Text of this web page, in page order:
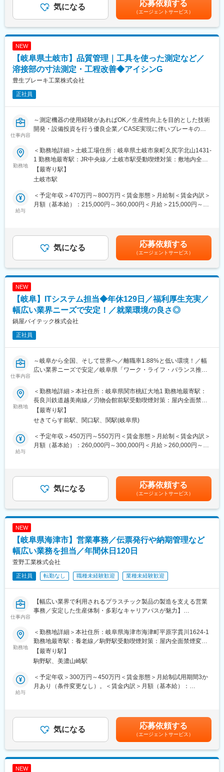
ヤメーカーを目指します。
自動化・無人化が進みさらなる普及が見込まれる産業用ロボッ
変更の範囲：会社の定める業務
（1）物流倉庫内のレイアウト改善
（2）出荷効率UPのための作業方法改善
■入社後は：
入社後はまず現場で出荷等の業務に従事いただき、知識や仕組み
を覚えていただきます。適性を見ながら順次改善業務を担当しま
品のメーカーです。扱う商品は8万点越えの知る人ぞ知る歴史的企
業です。
持を得ており、創業以来培った技術と新技術で、様々な商品を生
み出し続けています。
・スピーディーな納品が求められる商品や、最先端の製品に搭載
される技術力が必要な商品まで、幅広いニーズへの対応力が強み
です。
・「機械があるところに鍋屋バイテックの部品あり」と言っても
過言ではないほど、様々な業界のお客様へマーケティングを武器
・スーツや作業着等ではなくポロシャツやトレーナーなど社員が
リラックスした服装で働くことができるよう工夫がされていま
・モダンで美しいオフィス（日経ニューオフィス推進賞など受
変更の範囲：会社の定める業務
万円賃金はあくまでも目安の金額であり、選考を通じて上下する
可能性があります。月給(月額)は固定手当を含めた表記です。
気になる 応募依頼する
（エージェントサービス）
NEW
【岐阜県土岐市】品質管理｜工具を使った測定など／
溶接部の寸法測定・工程改善◆アイシンG
豊生ブレーキ工業株式会社
正社員
仕事内容
～測定機器の使用経験があればOK／生産性向上を目的とした技術
開発・設備投資を行う優良企業／CASE実現に伴いブレーキの電
■概要：
今回のポジションの業務は、担当の製品を深く知り、品質の番人
となる仕事です。そのため、製品知識や品質管理の手法を習得す
ることができ、様々な部署や人と関わりながら業務を進めていく
ことでご自身の成長を実感できます。全社的には、プレス、切
削、組立などのラインもあり、更に幅広い生産工程や工法に関わ
るキャリアを形成することも可能です。
自動車足廻り部品のアクスルハウジングを主に生産する、土岐工
場での品質管理業務を担当します。
当部品は、溶接と塗装の加工工程を持ち、品質管理として部品を
す。
■魅力ポイント：
大手自動車部品メーカー、中小・中堅メーカーと比較して、同社
また、大手カーメーカーを中心にブレーキを一手に引き受けてい
る当社は安価で大量、それでいて品質の良いブレーキの生産を求
今後、大型の生産準備の計画があり、新設ライン、既設ラインの
大幅カイゼン、工場内のレイアウト変更など、様々な経験を積め
るため、技術力を高めるチャンスがあります。
■採用背景：
電動化対応ブレーキを含む新製品の要望が増え、納品量が増加し
たため、生産ラインを増やし増産に対応します。組織強化のため
勤務地
＜勤務地詳細＞土岐工場住所：岐阜県土岐市泉町久尻字北山1431-
1 勤務地最寄駅：JR中央線／土岐市駅受動喫煙対策：敷地内全面
禁煙変更の範囲：会社の定める事業所
【最寄り駅】
土岐市駅
給与
＜予定年収＞470万円～800万円＜賃金形態＞月給制＜賃金内訳＞
月額（基本給）：215,000円～360,000円＜月給＞215,000円～
（30歳 一般・残業30H・家族手当無）830万円（35歳 係長・残業
30H・家族手当有）975万円（45歳 課長）賃金はあくまでも目安
の金額であり、選考を通じて上下する可能性があります。月給(月
額)は固定手当を含めた表記です。
気になる 応募依頼する
（エージェントサービス）
NEW
【岐阜】ITシステム担当◆年休129日／福利厚生充実／
幅広い業界ニーズで安定！／就業環境の良さ◎
鍋屋バイテック株式会社
正社員
仕事内容
～岐阜から全国、そして世界へ／離職率1.88%と低い環境！／幅
広い業界ニーズで安定／岐阜県「ワーク・ライフ・バランス推進
■業務内容
世界中のモノづくりを支え、機械部品を製造・販売する当社のコ
ーポレートIT推進部に在籍していただき、以下業務をお任せしま
す。
＜ 入社後のすぐお任せする業務 ＞
・サーバー、ネットワークなど情報システム全般の運用・管理
・社員の使用するクライアント端末の管理
＜ 将来的にお任せしたい業務 ＞
・業務のシステム化の要件定義
・WEBサイトの基盤管理
を行える！
・新しい技術を社内に導入して業務の革新を行える！
■長期就業が叶う働き方
・個人の時間を大切にしてほしいという会社としての想いがあ
・連休と有休を繋げて長期バカンスに行く社員も多数。
・「毎日18時には家にいます！」という社員もいるくらいのWLB
・2019年経済産業省「新・ダイバーシティ経営企業100選」、岐
阜県「ワーク・ライフ・バランス推進エクセレント企業」など多
数受賞で離職率は1.88%！
■当社について
当社は、岐阜県関市で450年以上の歴史があり、「伝統技術」と
「先端技術」を持ち合わせた業界トップメーカーです。代表され
変更の範囲：会社の定める業務
勤務地
＜勤務地詳細＞本社住所：岐阜県関市桃紅大地1 勤務地最寄駅：
長良川鉄道越美南線／刃物会館前駅受動喫煙対策：屋内全面禁煙
変更の範囲：会社の定める事業所
【最寄り駅】
せきてらす前駅、関口駅、関駅(岐阜県)
給与
＜予定年収＞450万円～550万円＜賃金形態＞月給制＜賃金内訳＞
月額（基本給）：260,000円～300,000円＜月給＞260,000円～
5年 / 年収490万円 30代 / 大卒 / 勤続15年 / 主任 / 年収640万円課長
/ 年収750万円～850万円賃金はあくまでも目安の金額であり、選
考を通じて上下する可能性があります。月給(月額)は固定手当を含
めた表記です。
気になる 応募依頼する
（エージェントサービス）
NEW
【岐阜県海津市】営業事務／伝票発行や納期管理など
幅広い業務を担当／年間休日120日
萱野工業株式会社
正社員 転勤なし 職種未経験歓迎 業種未経験歓迎
仕事内容
【幅広い業界で利用されるプラスチック製品の製造を支える営業
事務／安定した生産体制・多彩なキャリアパスが魅力】
■業務概要
当社は機械加工とFRP成形の2つのコア技術を活かし、プラスチッ
ク樹脂製品を多様な顧客へ提供しています。営業事務として、受
発注管理や納期調整など営業担当者のサポート業務を中心に担当
していただきます。生産現場や営業部門と連携しながら、円滑な
製品提供を支えていただくポジションです。
■業務詳細
・電話・メール対応による顧客や取引先とのコミュニケーション
・見積書や各種資料の作成、営業担当者の業務アシスト
・完成品の発送業務や出荷手配
勤務地
＜勤務地詳細＞本社住所：岐阜県海津市海津町平原字貫川1624-1
勤務地最寄駅：養老線／駒野駅受動喫煙対策：屋内全面禁煙変更
の範囲：無
【最寄り駅】
駒野駅、美濃山崎駅
給与
＜予定年収＞300万円～450万円＜賃金形態＞月給制試用期間3か
月あり（条件変更なし）。＜賃金内訳＞月額（基本給）：
気になる 応募依頼する
（エージェントサービス）
NEW